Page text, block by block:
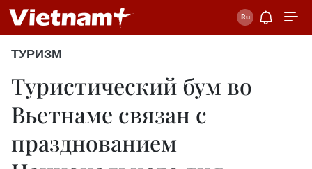
ТУРИЗМ
Туристический бум во
Вьетнаме связан с
празднованием